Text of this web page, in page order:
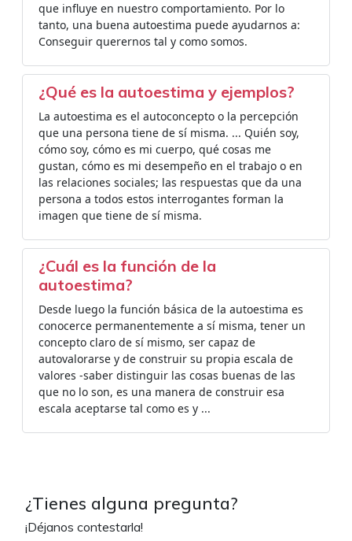
que influye en nuestro comportamiento. Por lo
tanto, una buena autoestima puede ayudarnos a:
Conseguir querernos tal y como somos.
¿Qué es la autoestima y ejemplos?
La autoestima es el autoconcepto o la percepción
que una persona tiene de sí misma. ... Quién soy,
cómo soy, cómo es mi cuerpo, qué cosas me
gustan, cómo es mi desempeño en el trabajo o en
las relaciones sociales; las respuestas que da una
persona a todos estos interrogantes forman la
imagen que tiene de sí misma.
¿Cuál es la función de la
autoestima?
Desde luego la función básica de la autoestima es
conocerce permanentemente a sí misma, tener un
concepto claro de sí mismo, ser capaz de
autovalorarse y de construir su propia escala de
valores -saber distinguir las cosas buenas de las
que no lo son, es una manera de construir esa
escala aceptarse tal como es y ...
¿Tienes alguna pregunta?
¡Déjanos contestarla!